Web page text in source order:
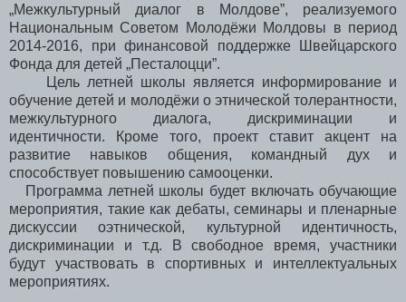
„Межкультурный диалог в Молдове”, реализуемого
Национальным Cоветом Mолодёжи Молдовы в период
2014-2016, при финансовой поддержке Швейцарского
Фонда для детей „Песталоцци”.
Цель летней школы является информирование и
обучение детей и молодёжи о этнической толерантности,
межкультурного диалога, дискриминации и
идентичности. Кроме того, проект ставит акцент на
развитие навыков общения, командный дух и
способствует повышению самооценки.
Программа летней школы будет включать обучающие
мероприятия, такие как дебаты, семинары и пленарные
дискуссии оэтнической, культурной идентичность,
дискриминации и т.д. В свободное время, участники
будут участвовать в спортивных и интеллектуальных
мероприятиях.